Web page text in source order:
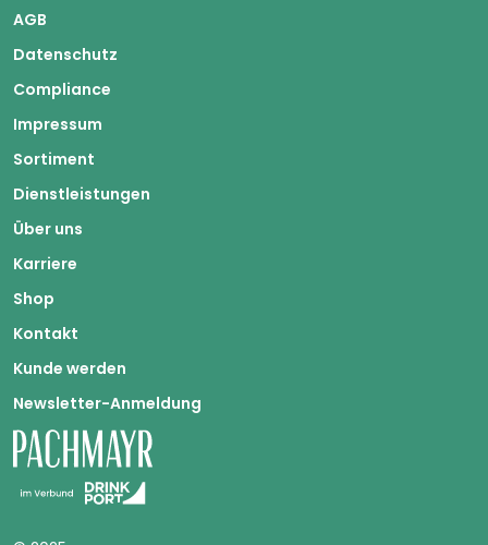
AGB
Datenschutz
Compliance
Impressum
Sortiment
Dienstleistungen
Über uns
Karriere
Shop
Kontakt
Kunde werden
Newsletter-Anmeldung